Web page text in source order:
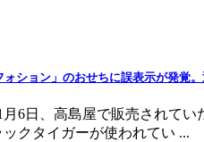
ォション」のおせちに誤表示が発覚。
月6日、高島屋で販売されて
ックタイガーが使われてい ...